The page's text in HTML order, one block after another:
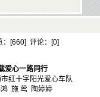
：[660] 评论：[0]
爱心一路同行
红十字阳光爱心车队
鸿 施 莺 陶婷婷